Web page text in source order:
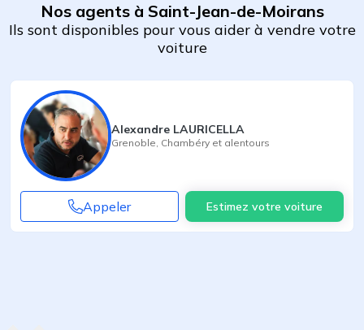
Nos agents à Saint-Jean-de-Moirans
Ils sont disponibles pour vous aider à vendre votre
voiture
Alexandre LAURICELLA
Grenoble Chambéry et alentours
Appeler Estimez votre voiture